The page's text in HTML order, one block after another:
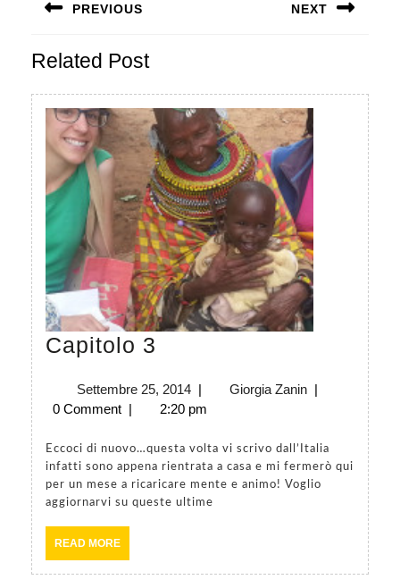
articoliPREVIOUS
post:
NEXT
Related Post
Capitolo 3
Settembre 25, 2014Settembre
25,
| Giorgia ZaninGiorgia
|
0 Comment | 2:20 pm
Eccoci di nuovo…questa volta vi scrivo dall’Italia
infatti sono appena rientrata a casa e mi fermerò qui
per un mese a ricaricare mente e animo! Voglio
aggiornarvi su queste ultime
READ MOREREAD
MORE